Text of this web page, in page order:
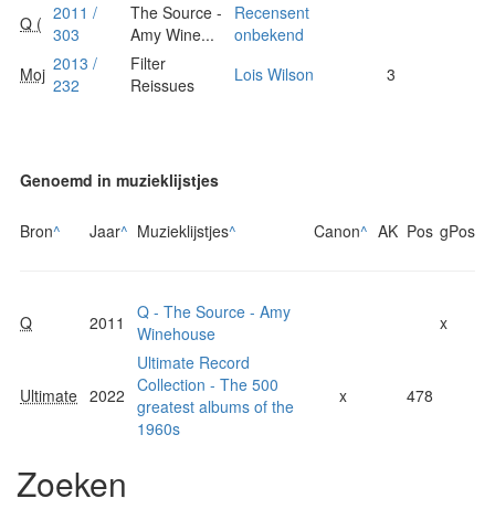
Q ( 2011 /
303
The Source -
Amy Wine...
Recensent
onbekend
Moj 2013 /
232
Filter
Reissues
Lois Wilson 3
Genoemd in muzieklijstjes
Bron^ Jaar^ Muzieklijstjes^ Canon^ AK Pos gPos
Q 2011
Q - The Source - Amy
Winehouse
x
Ultimate 2022
Ultimate Record
Collection - The 500
greatest albums of the
1960s
x 478
Zoeken